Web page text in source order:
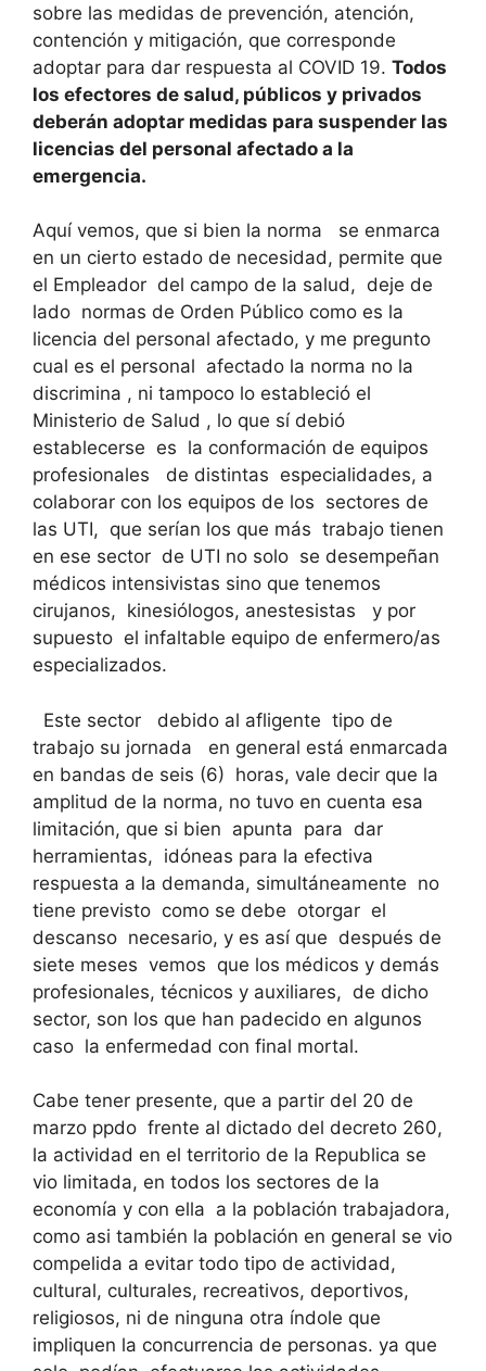
sobre las medidas de prevención, atención,
contención y mitigación, que corresponde
adoptar para dar respuesta al COVID 19. Todos
los efectores de salud, públicos y privados
deberán adoptar medidas para suspender las
licencias del personal afectado a la
emergencia.
Aquí vemos, que si bien la norma se enmarca
en un cierto estado de necesidad, permite que
el Empleador del campo de la salud, deje de
lado normas de Orden Público como es la
licencia del personal afectado, y me pregunto
cual es el personal afectado la norma no la
discrimina , ni tampoco lo estableció el
Ministerio de Salud , lo que sí debió
establecerse es la conformación de equipos
profesionales de distintas especialidades, a
colaborar con los equipos de los sectores de
las UTI, que serían los que más trabajo tienen
en ese sector de UTI no solo se desempeñan
médicos intensivistas sino que tenemos
cirujanos, kinesiólogos, anestesistas y por
supuesto el infaltable equipo de enfermero/as
especializados.
Este sector debido al afligente tipo de
trabajo su jornada en general está enmarcada
en bandas de seis (6) horas, vale decir que la
amplitud de la norma, no tuvo en cuenta esa
limitación, que si bien apunta para dar
herramientas, idóneas para la efectiva
respuesta a la demanda, simultáneamente no
tiene previsto como se debe otorgar el
descanso necesario, y es así que después de
siete meses vemos que los médicos y demás
profesionales, técnicos y auxiliares, de dicho
sector, son los que han padecido en algunos
caso la enfermedad con final mortal.
Cabe tener presente, que a partir del 20 de
marzo ppdo frente al dictado del decreto 260,
la actividad en el territorio de la Republica se
vio limitada, en todos los sectores de la
economía y con ella a la población trabajadora,
como asi también la población en general se vio
compelida a evitar todo tipo de actividad,
cultural, culturales, recreativos, deportivos,
religiosos, ni de ninguna otra índole que
impliquen la concurrencia de personas. ya que